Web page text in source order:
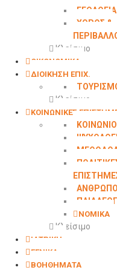
ΓΕΩΛΟΓΙΑ
ΧΩΡΟΣ &
Κλείσιμο
ΟΙΚΟΝΟΜΙΚΑ
ΔΙΟΙΚΗΣΗ ΕΠΙΧ.
Κλείσιμο
ΚΟΙΝΩΝΙΚΕΣ
ΝΟΜΙΚΑ
Κλείσιμο
ΙΑΤΡΙΚΗ
ΓΕΝΙΚΑ
ΒΟΗΘΗΜΑΤΑ